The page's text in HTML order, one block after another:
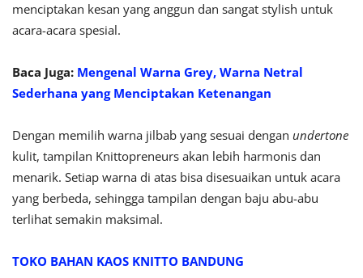
menciptakan kesan yang anggun dan sangat stylish untuk
acara-acara spesial.
Baca Juga: Mengenal Warna Grey, Warna Netral
Sederhana yang Menciptakan Ketenangan
Dengan memilih warna jilbab yang sesuai dengan undertone
kulit, tampilan Knittopreneurs akan lebih harmonis dan
menarik. Setiap warna di atas bisa disesuaikan untuk acara
yang berbeda, sehingga tampilan dengan baju abu-abu
terlihat semakin maksimal.
TOKO BAHAN KAOS KNITTO BANDUNG